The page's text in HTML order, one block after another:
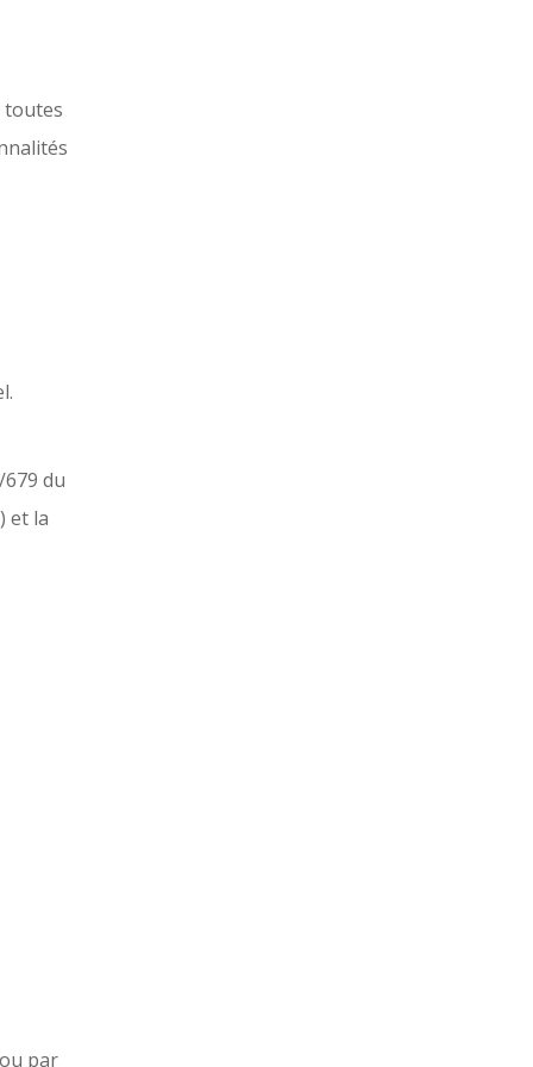
toutes
du
et la
ou par